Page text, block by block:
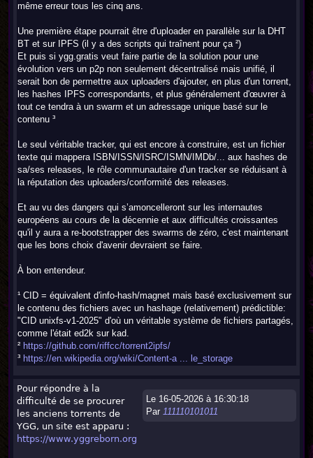
même erreur tous les cinq ans.
Une première étape pourrait être d'uploader en parallèle sur la DHT
BT et sur IPFS (il y a des scripts qui traînent pour ça ²)
Et puis si ygg.gratis veut faire partie de la solution pour une
évolution vers un p2p non seulement décentralisé mais unifié, il
serait bon de permettre aux uploaders d'ajouter, en plus d'un torrent,
les hashes IPFS correspondants, et plus généralement d'œuvrer à
tout ce tendra à un swarm et un adressage unique basé sur le
contenu ³
Le seul véritable tracker, qui est encore à construire, est un fichier
texte qui mappera ISBN/ISSN/ISRC/ISMN/IMDb/... aux hashes de
sa/ses releases, le rôle communautaire d'un tracker se réduisant à
la réputation des uploaders/conformité des releases.
Et au vu des dangers qui s’amoncelleront sur les internautes
européens au cours de la décennie et aux difficultés croissantes
qu'il y aura a re-bootstrapper des swarms de zéro, c'est maintenant
que les bons choix d'avenir devraient se faire.
À bon entendeur.
¹ CID = équivalent d'info-hash/magnet mais basé exclusivement sur
le contenu des fichiers avec un hashage (relativement) prédictible:
"CID unixfs-v1-2025" d'où un véritable système de fichiers partagés,
comme l'était ed2k sur kad.
² https://github.com/riffcc/torrent2ipfs/
³ https://en.wikipedia.org/wiki/Content-a ... le_storage
Le 16-05-2026 à 16:30:18
Par 111110101011
Pour répondre à la
difficulté de se procurer
les anciens torrents de
YGG, un site est apparu :
https://www.yggreborn.org